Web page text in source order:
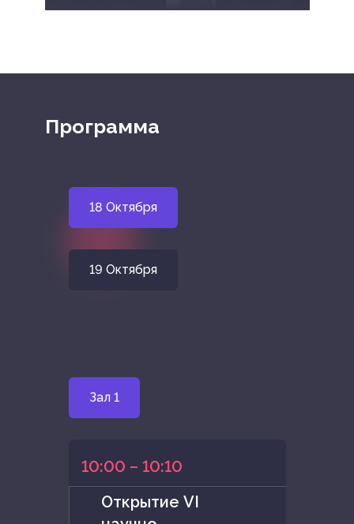
Поляков А.В.
Программа
18 Октября
19 Октября
Зал 1
10:00 – 10:10
Открытие VI